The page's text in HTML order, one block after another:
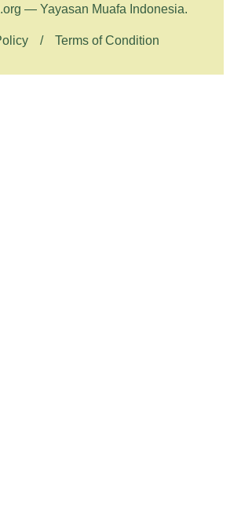
— Yayasan Muafa Indonesia.
/ Terms of Condition